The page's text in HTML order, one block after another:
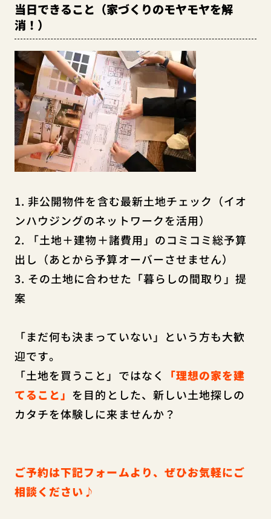
当日できること（家づくりのモヤモヤを解
消！）
1. 非公開物件を含む最新土地チェック（イオ
ンハウジングのネットワークを活用）
2. 「土地＋建物＋諸費用」のコミコミ総予算
出し（あとから予算オーバーさせません）
3. その土地に合わせた「暮らしの間取り」提
案
「まだ何も決まっていない」という方も大歓
迎です。
「土地を買うこと」 ではなく
「理想の家を建
てること」 を目的とした、新しい土地探しの
カタチを体験しに来ませんか？
ご予約は下記フォームより、ぜひお気軽にご
相談ください♪